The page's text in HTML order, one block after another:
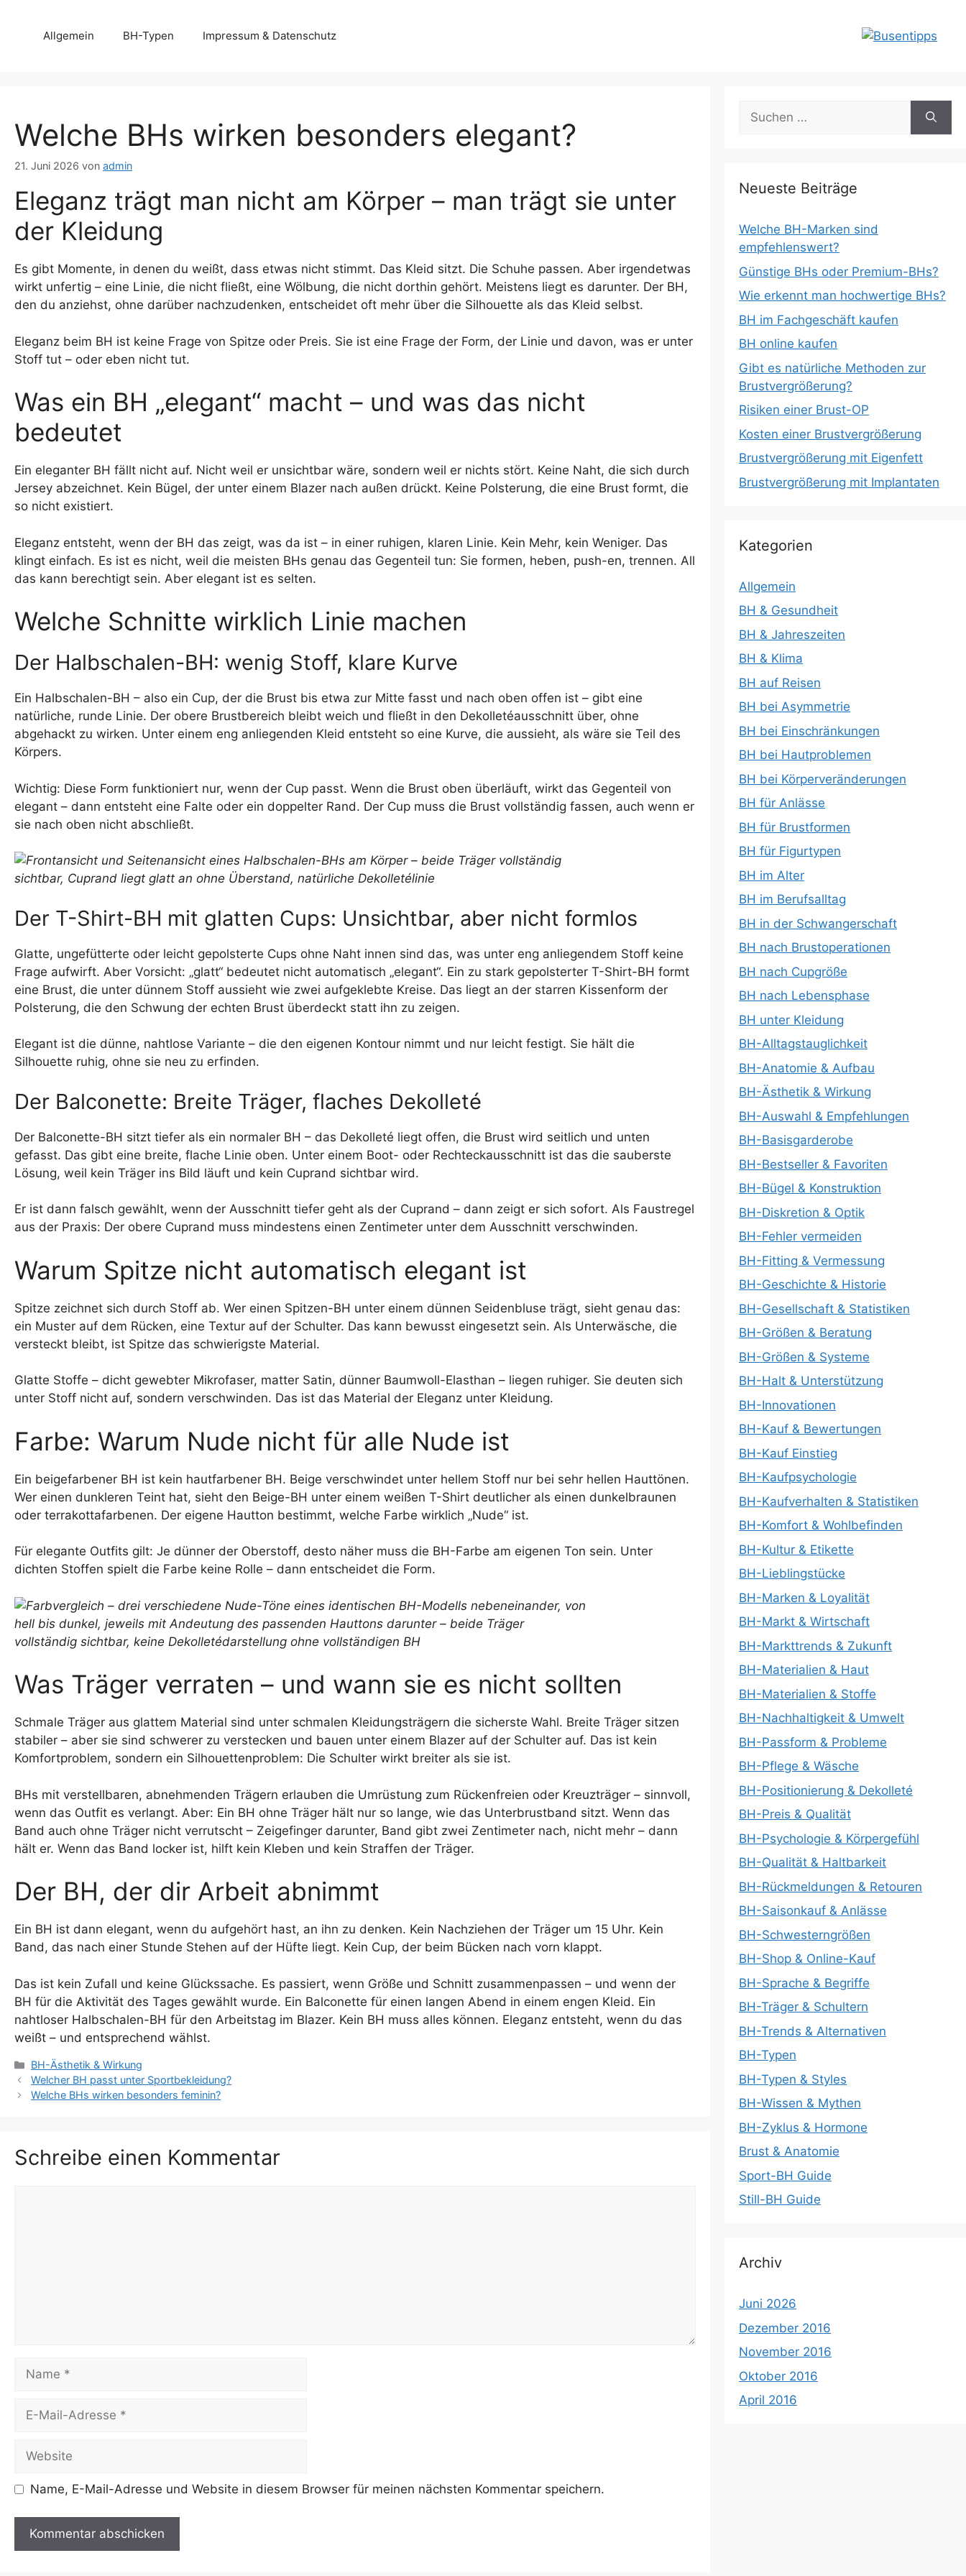
springen
Allgemein BH-Typen Impressum & Datenschutz
Welche BHs wirken besonders elegant?
21. Juni 2026 von admin
Eleganz trägt man nicht am Körper – man trägt sie unter
der Kleidung
Es gibt Momente, in denen du weißt, dass etwas nicht stimmt. Das Kleid sitzt. Die Schuhe passen. Aber irgendetwas
wirkt unfertig – eine Linie, die nicht fließt, eine Wölbung, die nicht dorthin gehört. Meistens liegt es darunter. Der BH,
den du anziehst, ohne darüber nachzudenken, entscheidet oft mehr über die Silhouette als das Kleid selbst.
Eleganz beim BH ist keine Frage von Spitze oder Preis. Sie ist eine Frage der Form, der Linie und davon, was er unter
Stoff tut – oder eben nicht tut.
Was ein BH „elegant“ macht – und was das nicht
bedeutet
Ein eleganter BH fällt nicht auf. Nicht weil er unsichtbar wäre, sondern weil er nichts stört. Keine Naht, die sich durch
Jersey abzeichnet. Kein Bügel, der unter einem Blazer nach außen drückt. Keine Polsterung, die eine Brust formt, die
so nicht existiert.
Eleganz entsteht, wenn der BH das zeigt, was da ist – in einer ruhigen, klaren Linie. Kein Mehr, kein Weniger. Das
klingt einfach. Es ist es nicht, weil die meisten BHs genau das Gegenteil tun: Sie formen, heben, push-en, trennen. All
das kann berechtigt sein. Aber elegant ist es selten.
Welche Schnitte wirklich Linie machen
Der Halbschalen-BH: wenig Stoff, klare Kurve
Ein Halbschalen-BH – also ein Cup, der die Brust bis etwa zur Mitte fasst und nach oben offen ist – gibt eine
natürliche, runde Linie. Der obere Brustbereich bleibt weich und fließt in den Dekolletéausschnitt über, ohne
abgehackt zu wirken. Unter einem eng anliegenden Kleid entsteht so eine Kurve, die aussieht, als wäre sie Teil des
Körpers.
Wichtig: Diese Form funktioniert nur, wenn der Cup passt. Wenn die Brust oben überläuft, wirkt das Gegenteil von
elegant – dann entsteht eine Falte oder ein doppelter Rand. Der Cup muss die Brust vollständig fassen, auch wenn er
sie nach oben nicht abschließt.
Der T-Shirt-BH mit glatten Cups: Unsichtbar, aber nicht formlos
Glatte, ungefütterte oder leicht gepolsterte Cups ohne Naht innen sind das, was unter eng anliegendem Stoff keine
Frage aufwirft. Aber Vorsicht: „glatt“ bedeutet nicht automatisch „elegant“. Ein zu stark gepolsterter T-Shirt-BH formt
eine Brust, die unter dünnem Stoff aussieht wie zwei aufgeklebte Kreise. Das liegt an der starren Kissenform der
Polsterung, die den Schwung der echten Brust überdeckt statt ihn zu zeigen.
Elegant ist die dünne, nahtlose Variante – die den eigenen Kontour nimmt und nur leicht festigt. Sie hält die
Silhouette ruhig, ohne sie neu zu erfinden.
Der Balconette: Breite Träger, flaches Dekolleté
Der Balconette-BH sitzt tiefer als ein normaler BH – das Dekolleté liegt offen, die Brust wird seitlich und unten
gefasst. Das gibt eine breite, flache Linie oben. Unter einem Boot- oder Rechteckausschnitt ist das die sauberste
Lösung, weil kein Träger ins Bild läuft und kein Cuprand sichtbar wird.
Er ist dann falsch gewählt, wenn der Ausschnitt tiefer geht als der Cuprand – dann zeigt er sich sofort. Als Faustregel
aus der Praxis: Der obere Cuprand muss mindestens einen Zentimeter unter dem Ausschnitt verschwinden.
Warum Spitze nicht automatisch elegant ist
Spitze zeichnet sich durch Stoff ab. Wer einen Spitzen-BH unter einem dünnen Seidenbluse trägt, sieht genau das:
ein Muster auf dem Rücken, eine Textur auf der Schulter. Das kann bewusst eingesetzt sein. Als Unterwäsche, die
versteckt bleibt, ist Spitze das schwierigste Material.
Glatte Stoffe – dicht gewebter Mikrofaser, matter Satin, dünner Baumwoll-Elasthan – liegen ruhiger. Sie deuten sich
unter Stoff nicht auf, sondern verschwinden. Das ist das Material der Eleganz unter Kleidung.
Farbe: Warum Nude nicht für alle Nude ist
Ein beigefarbener BH ist kein hautfarbener BH. Beige verschwindet unter hellem Stoff nur bei sehr hellen Hauttönen.
Wer einen dunkleren Teint hat, sieht den Beige-BH unter einem weißen T-Shirt deutlicher als einen dunkelbraunen
oder terrakottafarbenen. Der eigene Hautton bestimmt, welche Farbe wirklich „Nude“ ist.
Für elegante Outfits gilt: Je dünner der Oberstoff, desto näher muss die BH-Farbe am eigenen Ton sein. Unter
dichten Stoffen spielt die Farbe keine Rolle – dann entscheidet die Form.
Was Träger verraten – und wann sie es nicht sollten
Schmale Träger aus glattem Material sind unter schmalen Kleidungsträgern die sicherste Wahl. Breite Träger sitzen
stabiler – aber sie sind schwerer zu verstecken und bauen unter einem Blazer auf der Schulter auf. Das ist kein
Komfortproblem, sondern ein Silhouettenproblem: Die Schulter wirkt breiter als sie ist.
BHs mit verstellbaren, abnehmenden Trägern erlauben die Umrüstung zum Rückenfreien oder Kreuzträger – sinnvoll,
wenn das Outfit es verlangt. Aber: Ein BH ohne Träger hält nur so lange, wie das Unterbrustband sitzt. Wenn das
Band auch ohne Träger nicht verrutscht – Zeigefinger darunter, Band gibt zwei Zentimeter nach, nicht mehr – dann
hält er. Wenn das Band locker ist, hilft kein Kleben und kein Straffen der Träger.
Der BH, der dir Arbeit abnimmt
Ein BH ist dann elegant, wenn du aufgehört hast, an ihn zu denken. Kein Nachziehen der Träger um 15 Uhr. Kein
Band, das nach einer Stunde Stehen auf der Hüfte liegt. Kein Cup, der beim Bücken nach vorn klappt.
Das ist kein Zufall und keine Glückssache. Es passiert, wenn Größe und Schnitt zusammenpassen – und wenn der
BH für die Aktivität des Tages gewählt wurde. Ein Balconette für einen langen Abend in einem engen Kleid. Ein
nahtloser Halbschalen-BH für den Arbeitstag im Blazer. Kein BH muss alles können. Eleganz entsteht, wenn du das
weißt – und entsprechend wählst.
Kategorien
BH-Ästhetik & Wirkung
Welcher BH passt unter Sportbekleidung?
Welche BHs wirken besonders feminin?
Schreibe einen Kommentar
Name
Website
Name, E-Mail-Adresse und Website in diesem Browser für meinen nächsten Kommentar speichern.
Suchen
nach:
Neueste Beiträge
Welche BH-Marken sind
empfehlenswert?
Günstige BHs oder Premium-BHs?
Wie erkennt man hochwertige BHs?
BH im Fachgeschäft kaufen
BH online kaufen
Gibt es natürliche Methoden zur
Brustvergrößerung?
Risiken einer Brust-OP
Kosten einer Brustvergrößerung
Brustvergrößerung mit Eigenfett
Brustvergrößerung mit Implantaten
Kategorien
Allgemein
BH & Gesundheit
BH & Jahreszeiten
BH & Klima
BH auf Reisen
BH bei Asymmetrie
BH bei Einschränkungen
BH bei Hautproblemen
BH bei Körperveränderungen
BH für Anlässe
BH für Brustformen
BH für Figurtypen
BH im Alter
BH im Berufsalltag
BH in der Schwangerschaft
BH nach Brustoperationen
BH nach Cupgröße
BH nach Lebensphase
BH unter Kleidung
BH-Alltagstauglichkeit
BH-Anatomie & Aufbau
BH-Ästhetik & Wirkung
BH-Auswahl & Empfehlungen
BH-Basisgarderobe
BH-Bestseller & Favoriten
BH-Bügel & Konstruktion
BH-Diskretion & Optik
BH-Fehler vermeiden
BH-Fitting & Vermessung
BH-Geschichte & Historie
BH-Gesellschaft & Statistiken
BH-Größen & Beratung
BH-Größen & Systeme
BH-Halt & Unterstützung
BH-Innovationen
BH-Kauf & Bewertungen
BH-Kauf Einstieg
BH-Kaufpsychologie
BH-Kaufverhalten & Statistiken
BH-Komfort & Wohlbefinden
BH-Kultur & Etikette
BH-Lieblingstücke
BH-Marken & Loyalität
BH-Markt & Wirtschaft
BH-Markttrends & Zukunft
BH-Materialien & Haut
BH-Materialien & Stoffe
BH-Nachhaltigkeit & Umwelt
BH-Passform & Probleme
BH-Pflege & Wäsche
BH-Positionierung & Dekolleté
BH-Preis & Qualität
BH-Psychologie & Körpergefühl
BH-Qualität & Haltbarkeit
BH-Rückmeldungen & Retouren
BH-Saisonkauf & Anlässe
BH-Schwesterngrößen
BH-Shop & Online-Kauf
BH-Sprache & Begriffe
BH-Träger & Schultern
BH-Trends & Alternativen
BH-Typen
BH-Typen & Styles
BH-Wissen & Mythen
BH-Zyklus & Hormone
Brust & Anatomie
Sport-BH Guide
Still-BH Guide
Archiv
Juni 2026
Dezember 2016
November 2016
Oktober 2016
April 2016